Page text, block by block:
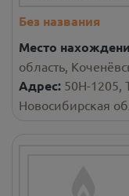
Без названия
Место
область,
Адрес: 50Н-1205,
Новосибирская